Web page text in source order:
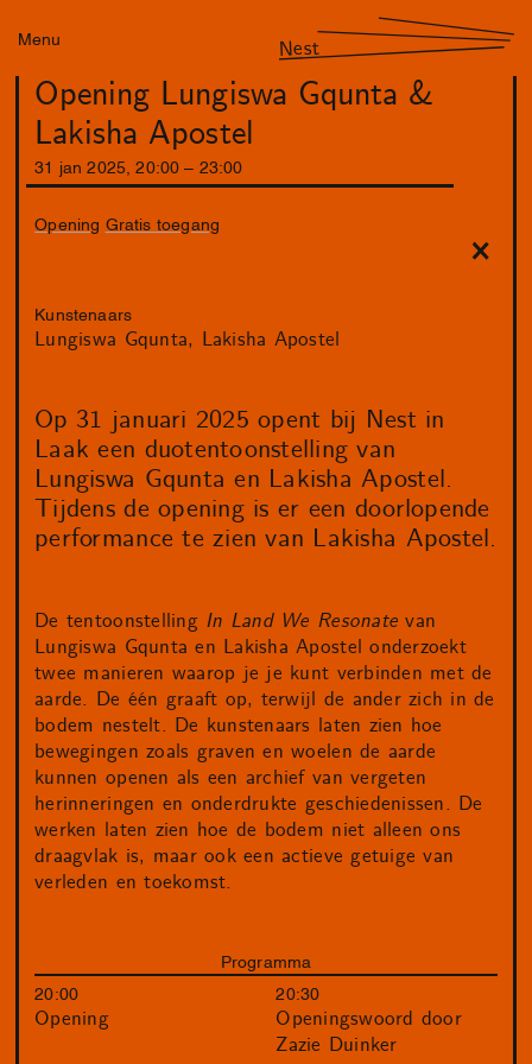
Menu Nest
Opening Lungiswa Gqunta &
Lakisha Apostel
31 jan 2025 ,20:00 23 :00
Opening Gratis toegang
Kunstenaars
Lungiswa Gqunta Lakisha Apostel
Op 31 januari 2025 opent bij Nest in
Laak een duotentoonstelling van
Lungiswa Gqunta en Lakisha Apostel.
Tijdens de opening is er een doorlopende
performance te zien van Lakisha Apostel.
De tentoonstelling In Land We Resonate van
Lungiswa Gqunta en Lakisha Apostel onderzoekt
twee manieren waarop je je kunt verbinden met de
aarde. De één graaft op, terwijl de ander zich in de
bodem nestelt. De kunstenaars laten zien hoe
bewegingen zoals graven en woelen de aarde
kunnen openen als een archief van vergeten
herinneringen en onderdrukte geschiedenissen. De
werken laten zien hoe de bodem niet alleen ons
draagvlak is, maar ook een actieve getuige van
verleden en toekomst.
Programma
20:00
Opening
20:30
Openingswoord door
Zazie Duinker